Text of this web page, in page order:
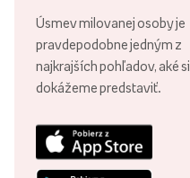
Úsmev milovanej osoby je
pravdepodobne jedným z
najkrajších pohľadov, aké si
dokážeme predstaviť.